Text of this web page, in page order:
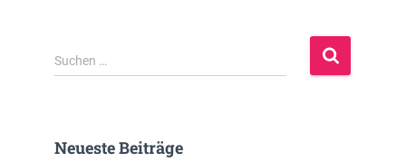
S
u
n
Suchen …
Neueste Beiträge